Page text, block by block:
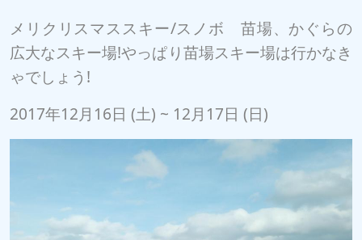
メリクリスマススキー/スノボ 苗場、かぐらの
広大なスキー場!やっぱり苗場スキー場は行かなき
ゃでしょう!
2017年12月16日 (土) ~ 12月17日 (日)